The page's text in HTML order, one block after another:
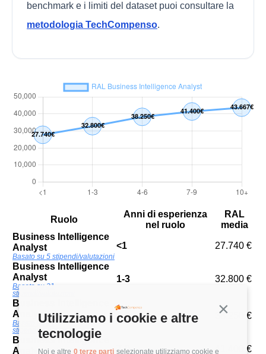
Continua
Utilizziamo i cookie e altre
tecnologie
Noi e altre 0 terze parti selezionate utilizziamo cookie e
benchmark e i limiti del dataset puoi consultare la
metodologia TechCompenso.
Ruolo
Anni di esperienza
nel ruolo
RAL
media
Business Intelligence
Analyst
Basato su 5 stipendi/valutazioni
<1 27.740 €
Business Intelligence
Analyst
Basato su 21
stipendi/valutazioni
1-3 32.800 €
Business Intelligence
Analyst
Basato su 14
stipendi/valutazioni
4-6 38.250 €
Business Intelligence
Analyst
7-9 41.400 €